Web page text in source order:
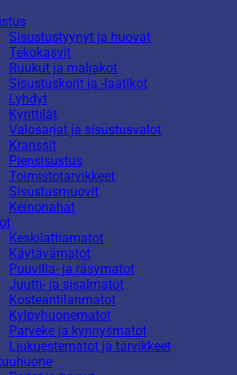
Sisustustyynyt ja huovat
Tekokasvit
Ruukut ja maljakot
Sisustuskorit ja -laatikot
Lyhdyt
Kynttilät
Valosarjat ja sisustusvalot
Kranssit
Piensisustus
Toimistotarvikkeet
Sisustusmuovit
Keinonahat
Keskilattiamatot
Käytävämatot
Puuvilla- ja räsymatot
Juutti- ja sisalmatot
Kosteantilanmatot
Kylpyhuonematot
Parveke ja kynnysmatot
Liukuestematot ja tarvikkeet